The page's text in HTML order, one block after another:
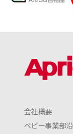
会社概要
ベビー事業部